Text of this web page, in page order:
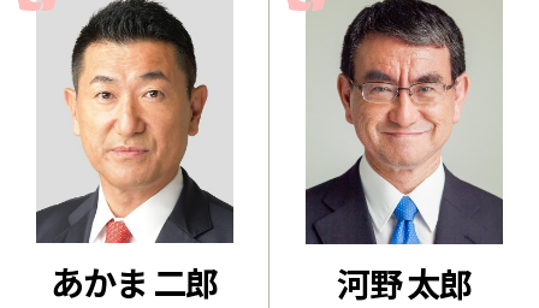
あかま 二郎 河野 太郎